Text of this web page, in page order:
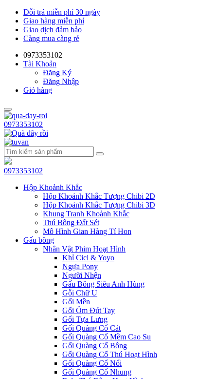
Đỗi trả miễn phí 30 ngày
Giao hàng miễn phí
Giao dịch đảm bảo
Càng mua càng rẻ
0973353102
Tài Khoản
Đăng Ký
Đăng Nhập
Giỏ hàng
0973353102
0973353102
Hộp Khoảnh Khắc
Hộp Khoảnh Khắc Tượng Chibi 2D
Hộp Khoảnh Khắc Tượng Chibi 3D
Khung Tranh Khoảnh Khắc
Thú Bông Đất Sét
Mô Hình Gian Hàng Tí Hon
Gấu bông
Nhân Vật Phim Hoạt Hình
Khỉ Cici & Yoyo
Ngựa Pony
Người Nhện
Gấu Bông Siêu Anh Hùng
Gỗi Chữ U
Gối Mền
Gối Ôm Đút Tay
Gối Tựa Lưng
Gối Quàng Cổ Cát
Gối Quàng Cổ Mềm Cao Su
Gối Quàng Cổ Bông
Gối Quàng Cổ Thú Hoạt Hình
Gối Quàng Cổ Nổi
Gối Quàng Cổ Nhung